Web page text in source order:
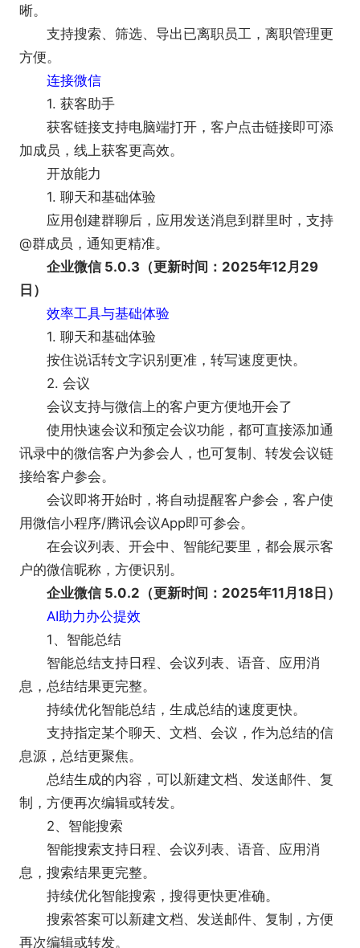
晰。
支持搜索、筛选、导出已离职员工，离职管理更
方便。
连接微信
1. 获客助手
获客链接支持电脑端打开，客户点击链接即可添
加成员，线上获客更高效。
开放能力
1. 聊天和基础体验
应用创建群聊后，应用发送消息到群里时，支持
@群成员，通知更精准。
企业微信 5.0.3（更新时间：2025年12月29
日）
效率工具与基础体验
1. 聊天和基础体验
按住说话转文字识别更准，转写速度更快。
2. 会议
会议支持与微信上的客户更方便地开会了
使用快速会议和预定会议功能，都可直接添加通
讯录中的微信客户为参会人，也可复制、转发会议链
接给客户参会。
会议即将开始时，将自动提醒客户参会，客户使
用微信小程序/腾讯会议App即可参会。
在会议列表、开会中、智能纪要里，都会展示客
户的微信昵称，方便识别。
企业微信 5.0.2（更新时间：2025年11月18日）
AI助力办公提效
1、智能总结
智能总结支持日程、会议列表、语音、应用消
息，总结结果更完整。
持续优化智能总结，生成总结的速度更快。
支持指定某个聊天、文档、会议，作为总结的信
息源，总结更聚焦。
总结生成的内容，可以新建文档、发送邮件、复
制，方便再次编辑或转发。
2、智能搜索
智能搜索支持日程、会议列表、语音、应用消
息，搜索结果更完整。
持续优化智能搜索，搜得更快更准确。
搜索答案可以新建文档、发送邮件、复制，方便
再次编辑或转发。